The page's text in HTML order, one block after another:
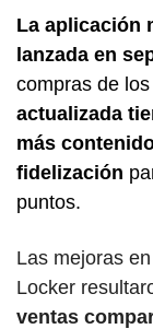
La aplicación
lanzada en
compras de
actualizada
más
fidelización
puntos.
Las mejoras
Locker
ventas